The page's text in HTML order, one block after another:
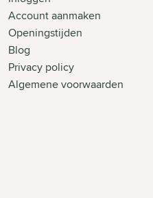
Account aanmaken
Openingstijden
Blog
Privacy policy
Algemene voorwaarden